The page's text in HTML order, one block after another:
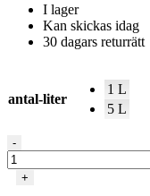
I lager
Kan skickas idag
30 dagars returrätt
antal-liter
1 L
5 L
Carboload
Advanced
-
+